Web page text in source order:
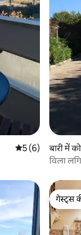
औसत रेटिंग 5 में से 5,
5 (6)
बारी में
विला
गेस्ट्स
गेस्ट्स